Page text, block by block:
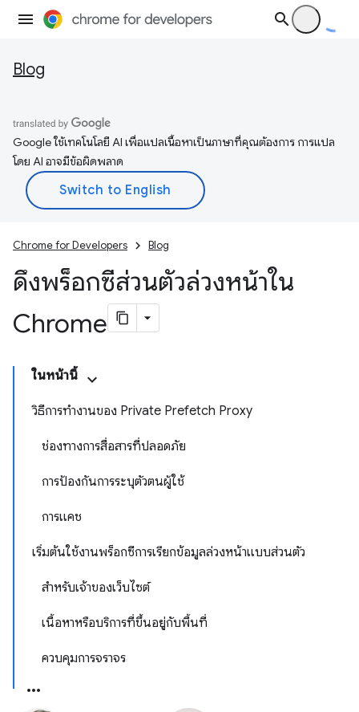
Blog
Google ใช้เทคโนโลยี AI เพื่อแปลเนื้อหาเป็นภาษาที่คุณต้องการ การแปล
โดย AI อาจมีข้อผิดพลาด
Chrome for Developers Blog
ดึงพร็อกซีส่วนตัวล่วงหน้าใน
Chrome
ในหน้านี้
วิธีการทำงานของ Private Prefetch Proxy
ช่องทางการสื่อสารที่ปลอดภัย
การป้องกันการระบุตัวตนผู้ใช้
การแคช
เริ่มต้นใช้งานพร็อกซีการเรียกข้อมูลล่วงหน้าแบบส่วนตัว
สำหรับเจ้าของเว็บไซต์
เนื้อหาหรือบริการที่ขึ้นอยู่กับพื้นที่
ควบคุมการจราจร